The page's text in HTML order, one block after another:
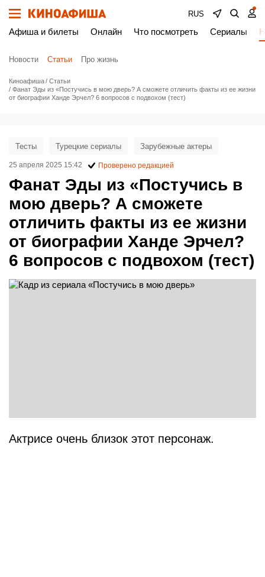
RUS
Афиша и билеты Онлайн Что посмотреть Сериалы
Новости Статьи Про жизнь
Киноафиша
Статьи
Фанат Эды из «Постучись в мою дверь? А сможете отличить факты из ее жизни
от биографии Ханде Эрчел? 6 вопросов с подвохом (тест)
Фанат Эды из «Постучись в
мою дверь? А сможете
отличить факты из ее жизни
от биографии Ханде Эрчел?
6 вопросов с подвохом (тест)
Тесты Турецкие сериалы Зарубежные актеры
25 апреля 2025 15:42 Проверено редакцией
Актрисе очень близок этот персонаж.